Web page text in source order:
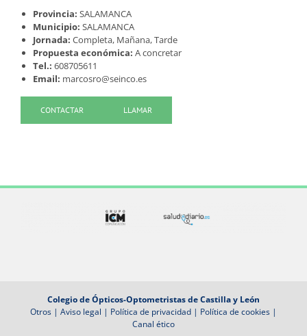
Provincia: SALAMANCA
Municipio: SALAMANCA
Jornada: Completa, Mañana, Tarde
Propuesta económica: A concretar
Tel.: 608705611
Email: marcosro@seinco.es
CONTACTAR LLAMAR
Colegio de Ópticos-Optometristas de Castilla y León
Otros | Aviso legal | Política de privacidad | Política de cookies |
Canal ético